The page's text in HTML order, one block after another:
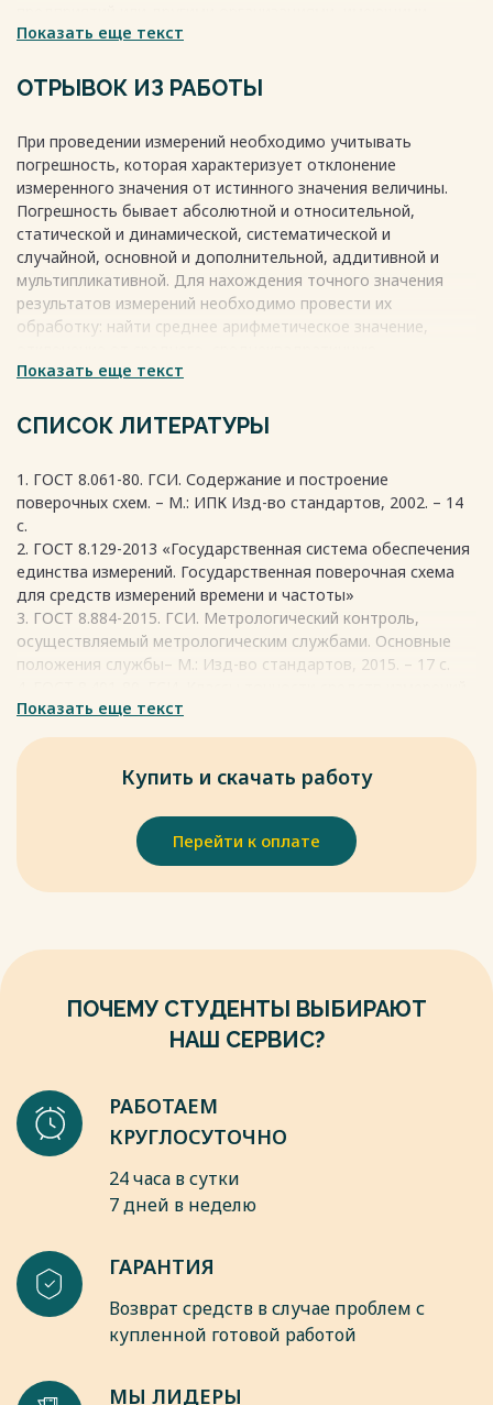
соответствующие полномочия, они утверждаются в
документа. Метрологическая служба является главным
Весь текст будет доступенпосле покупки
Показать еще текст
ОТРЫВОК ИЗ РАБОТЫ
При проведении измерений необходимо учитывать
погрешность, которая характеризует отклонение
измеренного значения от истинного значения величины.
Погрешность бывает абсолютной и относительной,
статической и динамической, систематической и
случайной, основной и дополнительной, аддитивной и
мультипликативной. Для нахождения точного значения
результатов измерений необходимо провести их
обработку: найти среднее арифметическое значение,
погрешность единичного измерения, среднеквадратичное
пределы погрешности. В результате измерений
Весь текст будет доступенпосле покупки
Показать еще текст
СПИСОК ЛИТЕРАТУРЫ
1. ГОСТ 8.061-80. ГСИ. Содержание и построение
поверочных схем. – М.: ИПК Изд-во стандартов, 2002. – 14
с.
2. ГОСТ 8.129-2013 «Государственная система обеспечения
единства измерений. Государственная поверочная схема
для средств измерений времени и частоты»
3. ГОСТ 8.884-2015. ГСИ. Метрологический контроль,
осуществляемый метрологическим службами. Основные
положения службы– М.: Изд-во стандартов, 2015. – 17 с.
Общие требования.– М.: Изд-во стандартов, 2010. – 12 с.
5. ГОСТ 8.207-76. ГСИ. Прямые измерения с многократными
наблюдениями. Методы обработки результатов
наблюдений. Основные положения.– М.: Изд-во
6. Зонова А.Д Метрология: методическое руководство по
выполнению курсовой работы – Новосибирск: СГГА, 2014. –
59 c.
7. Федеральный закон № 1022-ФЗ «Об обеспечение
8. Кузнецов В.А. Метрология. Учебник /под ред. В.А.
2005. – 300 с.
Весь текст будет доступенпосле покупки
Показать еще текст
Купить и скачать работу
Перейти к оплате
ПОЧЕМУ СТУДЕНТЫ ВЫБИРАЮТ
НАШ СЕРВИС?
РАБОТАЕМ
КРУГЛОСУТОЧНО
24 часа в сутки
7 дней в неделю
ГАРАНТИЯ
Возврат средств в случае проблем с
купленной готовой работой
МЫ ЛИДЕРЫ